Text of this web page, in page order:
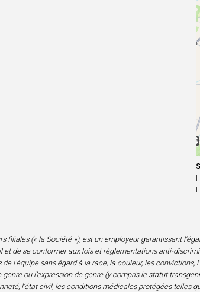
filiales (« la Société »), est un employeur garantissant
et de se conformer aux lois et réglementations anti-
l’équipe sans égard à la race, la couleur, les convictions,
ou l’expression de genre (y compris le statut
l’état civil, les conditions médicales protégées